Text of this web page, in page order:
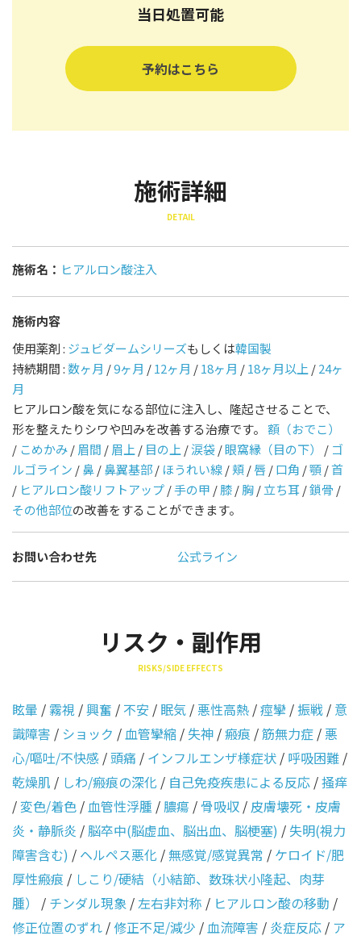
当日処置可能
予約はこちら
施術詳細
DETAIL
施術名： ヒアルロン酸注入
施術内容
使用薬剤 : ジュビダームシリーズもしくは韓国製
持続期間 :数ヶ月 /9ヶ月 /12ヶ月 /18ヶ月 /18ヶ月以上 /24ヶ
月
ヒアルロン酸を気になる部位に注入し、隆起させることで、
形を整えたりシワや凹みを改善する治療です。 額（おでこ）
/ こめかみ/眉間 /眉上 / 目の上 /涙袋/眼窩縁（目の下） / ゴ
ルゴライン /鼻/鼻翼基部/ ほうれい線/頬/唇/口角 /顎/首
/ ヒアルロン酸リフトアップ/手の甲 /膝/胸/立ち耳/鎖骨 /
その他部位の改善をすることができます。
お問い合わせ先 公式ライン
リスク・副作用
RISKS/SIDE EFFECTS
眩暈 /霧視 /興奮 / 不安 / 眠気 /悪性高熱 /痙攣 /振戦 / 意
識障害 / ショック / 血管攣縮 /失神 /瘢痕 /筋無力症 /悪
心/嘔吐/不快感 /頭痛 / インフルエンザ様症状 / 呼吸困難 /
乾燥肌 / しわ/瘢痕の深化 / 自己免疫疾患による反応 /掻痒
/変色/着色 / 血管性浮腫 / 膿瘍 / 骨吸収 / 皮膚壊死・皮膚
炎・静脈炎 / 脳卒中(脳虚血、脳出血、脳梗塞) /失明(視力
障害含む) / ヘルペス悪化 /無感覚/感覚異常 / ケロイド/肥
厚性瘢痕 / しこり/硬結（小結節、数珠状小隆起、肉芽
腫）
/ チンダル現象 /左右非対称 / ヒアルロン酸の移動 /
修正位置のずれ /修正不足/減少 / 血流障害 / 炎症反応 / ア